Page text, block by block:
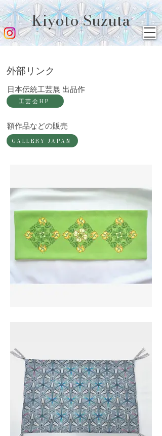
Kiyoto Suzuta
​外部リンク
​日本伝統工芸展 出品作
工芸会HP
​額作品などの販売
GALLERY JAPAN